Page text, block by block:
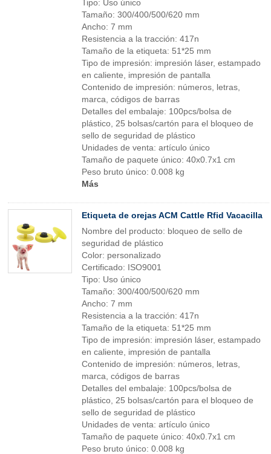
Tipo: Uso único
Tamaño: 300/400/500/620 mm
Ancho: 7 mm
Resistencia a la tracción: 417n
Tamaño de la etiqueta: 51*25 mm
Tipo de impresión: impresión láser, estampado
en caliente, impresión de pantalla
Contenido de impresión: números, letras,
marca, códigos de barras
Detalles del embalaje: 100pcs/bolsa de
plástico, 25 bolsas/cartón para el bloqueo de
sello de seguridad de plástico
Unidades de venta: artículo único
Tamaño de paquete único: 40x0.7x1 cm
Peso bruto único: 0.008 kg
Más
Etiqueta de orejas ACM Cattle Rfid Vacacilla
Nombre del producto: bloqueo de sello de
seguridad de plástico
Color: personalizado
Certificado: ISO9001
Tipo: Uso único
Tamaño: 300/400/500/620 mm
Ancho: 7 mm
Resistencia a la tracción: 417n
Tamaño de la etiqueta: 51*25 mm
Tipo de impresión: impresión láser, estampado
en caliente, impresión de pantalla
Contenido de impresión: números, letras,
marca, códigos de barras
Detalles del embalaje: 100pcs/bolsa de
plástico, 25 bolsas/cartón para el bloqueo de
sello de seguridad de plástico
Unidades de venta: artículo único
Tamaño de paquete único: 40x0.7x1 cm
Peso bruto único: 0.008 kg